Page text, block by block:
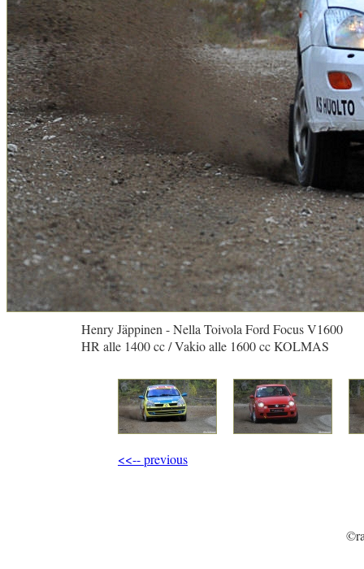
Henry Jäppinen - Nella Toivola Ford Focus V1600
HR alle 1400 cc / Vakio alle 1600 cc KOLMAS
<<-- previous